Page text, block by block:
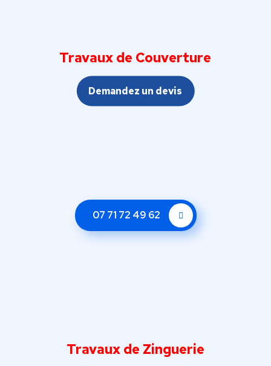
Travaux de Couverture
Demandez un devis
07 71 72 49 62
Travaux de Zinguerie